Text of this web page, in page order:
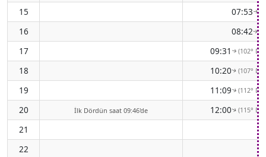
15 07:53↑
16 08:42↑
17 09:31 ↑(102°
18 10:20↑(107°
19 11:09↑(112°
20 İlk Dördün saat 09:46'de 12:00↑(115°
21
22